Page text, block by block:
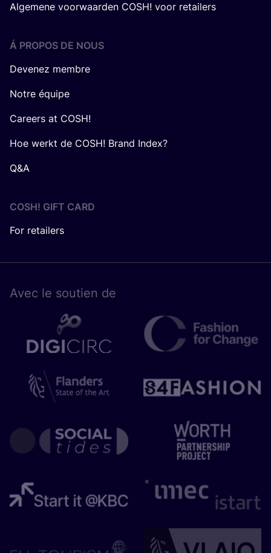
Algemene voorwaarden COSH! voor retailers
Á PROPOS DE NOUS
Devenez membre
Notre équipe
Careers at COSH!
Hoe werkt de COSH! Brand Index?
Q&A
COSH! GIFT CARD
For retailers
Avec le sou­tien de